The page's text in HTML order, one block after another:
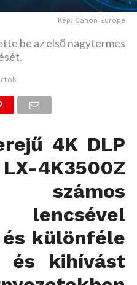
Kép: Canon Europe
be az első nagytermes
4K DLP
4K3500Z
számos
lencsével
különféle
és kihívást